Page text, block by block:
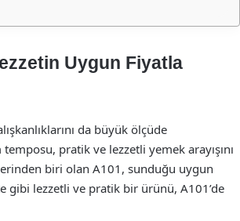
Uygun Fiyatla
da büyük ölçüde
pratik ve lezzetli yemek arayışını
biri olan A101, sunduğu uygun
gibi lezzetli ve pratik bir ürünü, A101’de